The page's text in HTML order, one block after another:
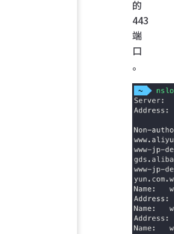
的
443
端
口
。